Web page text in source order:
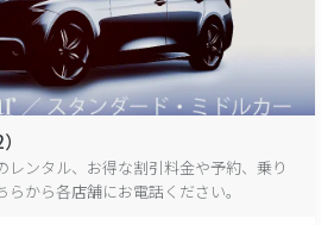
レンタル、お得な割引料金や予約、乗り
から各店舗にお電話ください。